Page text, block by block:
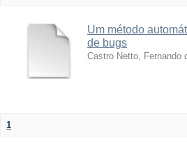
Um método
de bugs
Castro Netto, Fernando
1